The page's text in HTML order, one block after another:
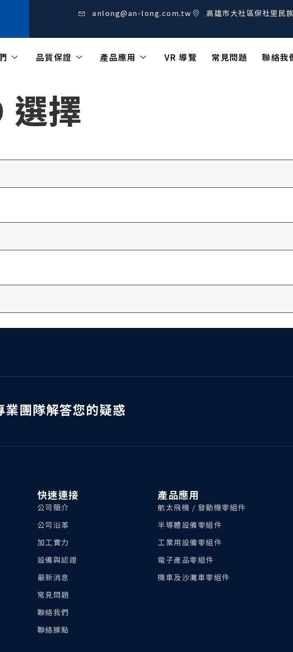
anlong@an-long.com.tw 高雄市大社區保社里民
品質保證 產品應用 VR 導覽 常見問題 聯絡我
選擇
業團隊解答您的疑惑
快速連接
公司簡介
公司沿革
加工實力
設備與認證
最新消息
常見問題
聯絡我們
聯絡據點
產品應用
航太飛機 / 發動機零組件
半導體設備零組件
工業用設備零組件
電子產品零組件
機車及沙灘車零組件